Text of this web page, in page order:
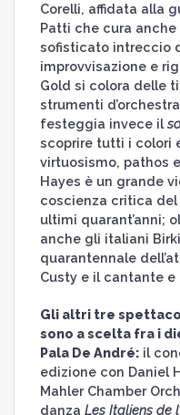
Corelli, affidata alla
Patti che cura
sofisticato intreccio
improvvisazione e
Gold si colora delle
strumenti
festeggia invece il
scoprire tutti i colori
virtuosismo, pathos
Hayes è un grande
coscienza critica del
ultimi quarant’anni;
anche gli italiani
quarantennale
Custy e il cantante e
Gli altri tre
sono a scelta fra i
Pala De André:il
edizione con Daniel
Mahler Chamber
danza Les Italiens de